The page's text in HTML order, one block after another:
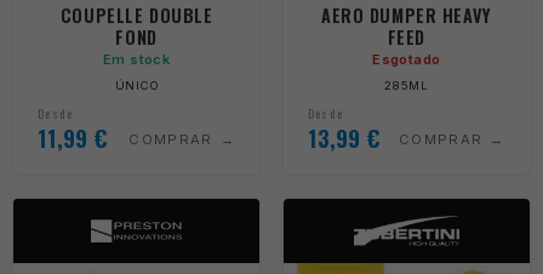
COUPELLE DOUBLE
FOND
Em stock
ÚNICO
Desde
11,99 € COMPRAR
AERO DUMPER HEAVY
FEED
Esgotado
285ML
Desde
13,99 € COMPRAR